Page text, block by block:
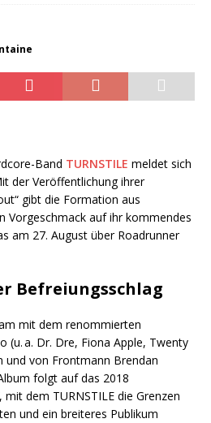
Band TURNSTILE meldet sich
der Veröffentlichung ihrer
gibt die Formation aus
Vorgeschmack auf ihr kommendes
am 27. August über Roadrunner
Befreiungsschlag
mit dem renommierten
(u. a. Dr. Dre, Fiona Apple, Twenty
von Frontmann Brendan
folgt auf das 2018
, mit dem TURNSTILE die Grenzen
und ein breiteres Publikum